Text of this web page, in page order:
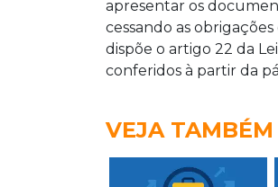
apresentar os
cessando as
dispõe o artigo 22 da
conferidos à partir da
VEJA TAMBÉM